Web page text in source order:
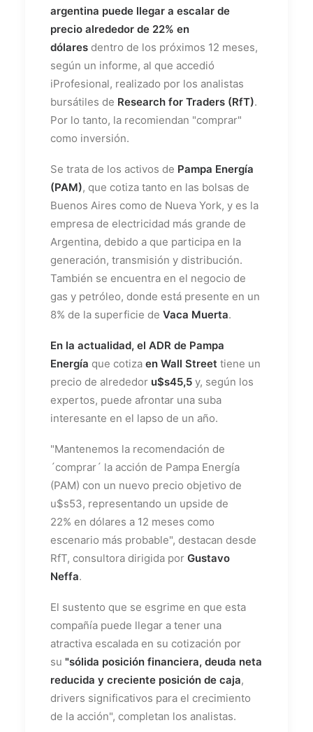
argentina puede llegar a escalar de
precio alrededor de 22% en
dólares dentro de los próximos 12 meses,
según un informe, al que accedió
iProfesional, realizado por los analistas
bursátiles de Research for Traders (RfT).
Por lo tanto, la recomiendan "comprar"
como inversión.
Se trata de los activos de Pampa Energía
(PAM), que cotiza tanto en las bolsas de
Buenos Aires como de Nueva York, y es la
empresa de electricidad más grande de
Argentina, debido a que participa en la
generación, transmisión y distribución.
También se encuentra en el negocio de
gas y petróleo, donde está presente en un
8% de la superficie de Vaca Muerta.
En la actualidad, el ADR de Pampa
Energía que cotiza en Wall Street tiene un
precio de alrededor u$s45,5 y, según los
expertos, puede afrontar una suba
interesante en el lapso de un año.
"Mantenemos la recomendación de
´comprar´ la acción de Pampa Energía
(PAM) con un nuevo precio objetivo de
u$s53, representando un upside de
22% en dólares a 12 meses como
escenario más probable", destacan desde
RfT, consultora dirigida por Gustavo
Neffa.
El sustento que se esgrime en que esta
compañía puede llegar a tener una
atractiva escalada en su cotización por
su "sólida posición financiera, deuda neta
reducida y creciente posición de caja,
drivers significativos para el crecimiento
de la acción", completan los analistas.